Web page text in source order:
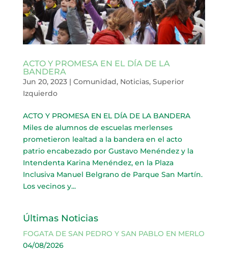
ACTO Y PROMESA EN EL DÍA DE LA
BANDERA
Jun 20, 2023| Comunidad, Noticias, Superior
Izquierdo
ACTO Y PROMESA EN EL DÍA DE LA BANDERA
Miles de alumnos de escuelas merlenses
prometieron lealtad a la bandera en el acto
patrio encabezado por Gustavo Menéndez y la
Intendenta Karina Menéndez, en la Plaza
Inclusiva Manuel Belgrano de Parque San Martín.
Los vecinos y...
Últimas Noticias
FOGATA DE SAN PEDRO Y SAN PABLO EN MERLO
04/08/2026